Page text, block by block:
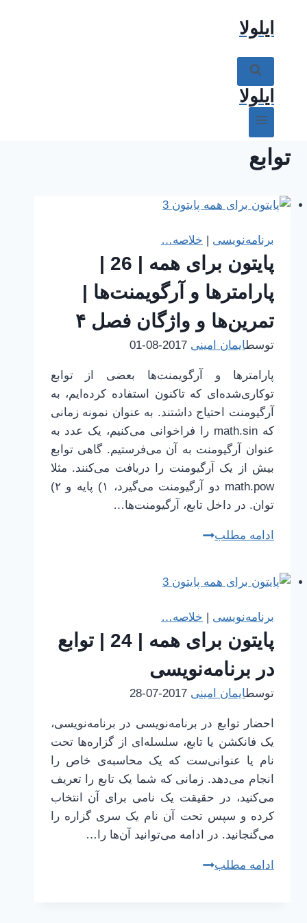
ایلولا
ایلولا
توابع
برنامه‌نویسی خلاصه…
پارامترها و آرگویمنت‌ها |
تمرین‌ها و واژگان فصل ۴
توسطایمان امینی 2017-08-01
پارامترها و آرگویمنت‌ها بعضی از توابع
توکاری‌شده‌ای که تاکنون استفاده کرده‌ایم، به
آرگیومنت احتیاج داشتند. به عنوان نمونه زمانی
که math.sin را فراخوانی می‌کنیم، یک عدد به
عنوان آرگیومنت به آن می‌فرستیم. گاهی توابع
بیش از یک آرگیومنت را دریافت می‌کنند. مثلا
math.pow دو آرگیومنت می‌گیرد، ۱) پایه و ۲)
توان. در داخل تابع، آرگیومنت‌ها…
ادامه مطلبپایتون
|
پارامترها
و
آرگویمنت‌ها
|
تمرین‌ها
واژگان
فصل
۴
برنامه‌نویسی خلاصه…
پایتون برای همه | 24 | توابع
در برنامه‌نویسی
توسطایمان امینی 2017-07-28
احضار توابع در برنامه‌نویسی در برنامه‌نویسی،
یک فانکشن یا تابع، سلسله‌ای از گزاره‌ها تحت
نام یا عنوانی‌ست که یک محاسبه‌ی خاص را
انجام می‌دهد. زمانی که شما یک تابع را تعریف
می‌کنید، در حقیقت یک نامی برای آن انتخاب
کرده و سپس تحت آن نام یک سری گزاره را
می‌گنجانید. در ادامه می‌توانید آن‌ها را…
ادامه مطلبپایتون